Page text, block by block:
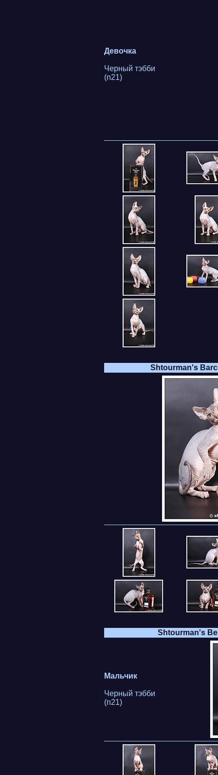
Девочка
Черный тэбби
(n21)
Shtourman's
Shtourman's
Мальчик
Черный тэбби
(n21)